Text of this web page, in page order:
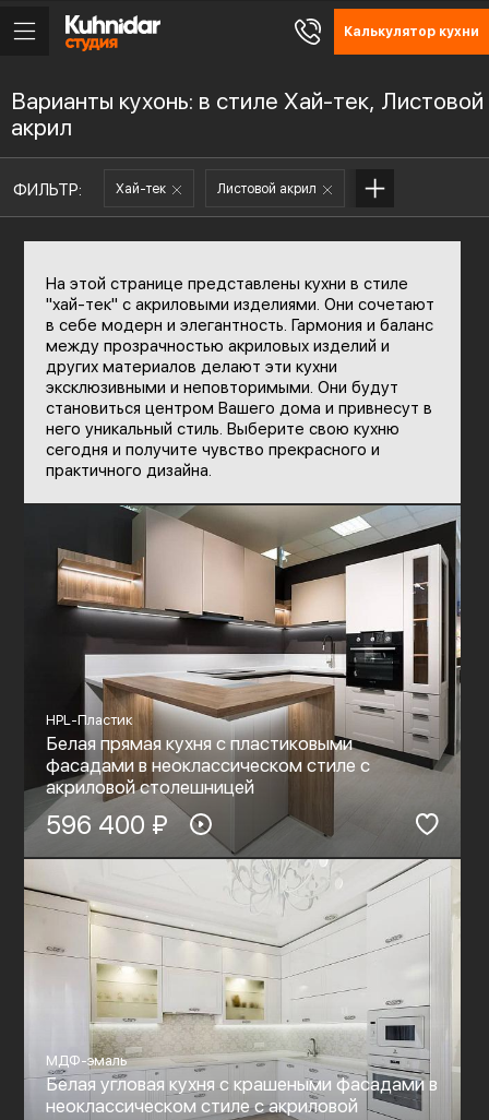
Калькулятор кухни
Варианты кухонь: в стиле Хай-тек, Листовой
акрил
ФИЛЬТР: Хай-тек Листовой акрил
На этой странице представлены кухни в стиле
"хай-тек" с акриловыми изделиями. Они сочетают
в себе модерн и элегантность. Гармония и баланс
между прозрачностью акриловых изделий и
других материалов делают эти кухни
эксклюзивными и неповторимыми. Они будут
становиться центром Вашего дома и привнесут в
него уникальный стиль. Выберите свою кухню
сегодня и получите чувство прекрасного и
практичного дизайна.
HPL-Пластик
Белая прямая кухня с пластиковыми
фасадами в неоклассическом стиле c
акриловой столешницей
596 400 ₽
МДФ-эмаль
Белая угловая кухня с крашеными фасадами в
неоклассическом стиле c акриловой